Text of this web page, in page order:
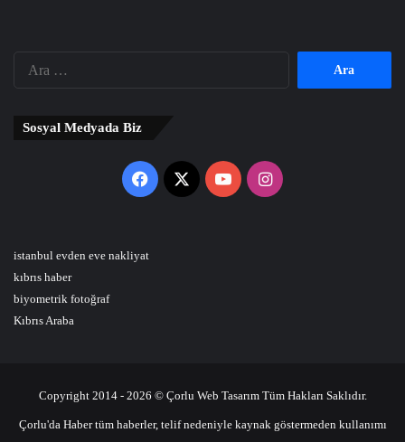
Sosyal Medyada Biz
Facebook
X YouTubeInstagram
istanbul evden eve nakliyat
kıbrıs haber
biyometrik fotoğraf
Kıbrıs Araba
Copyright 2014 - 2026 © Çorlu Web Tasarım Tüm Hakları Saklıdır.
Çorlu'da Haber tüm haberler, telif nedeniyle kaynak göstermeden kullanımı